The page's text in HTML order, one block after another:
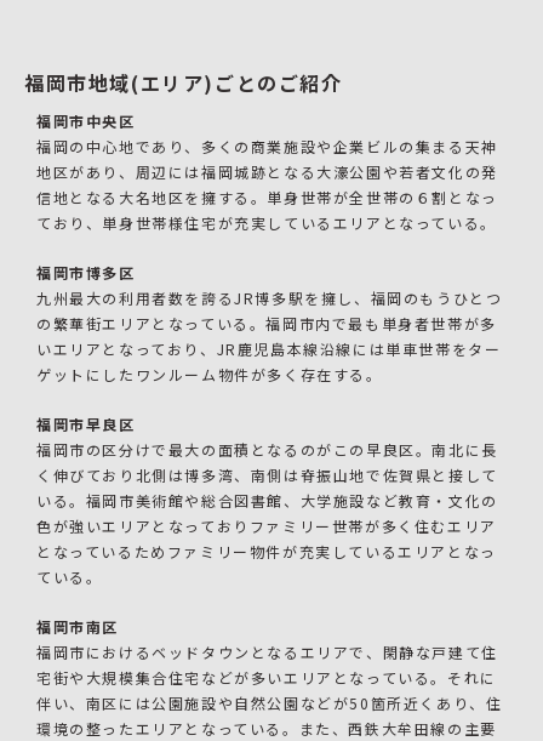
福岡市地域(エリア)ごとのご紹介
福岡市中央区
福岡の中心地であり、多くの商業施設や企業ビルの集まる天神
地区があり、周辺には福岡城跡となる大濠公園や若者文化の発
信地となる大名地区を擁する。単身世帯が全世帯の６割となっ
ており、単身世帯様住宅が充実しているエリアとなっている。
福岡市博多区
九州最大の利用者数を誇るJR博多駅を擁し、福岡のもうひとつ
の繁華街エリアとなっている。福岡市内で最も単身者世帯が多
いエリアとなっており、JR鹿児島本線沿線には単車世帯をター
ゲットにしたワンルーム物件が多く存在する。
福岡市早良区
福岡市の区分けで最大の面積となるのがこの早良区。南北に長
く伸びており北側は博多湾、南側は脊振山地で佐賀県と接して
いる。福岡市美術館や総合図書館、大学施設など教育・文化の
色が強いエリアとなっておりファミリー世帯が多く住むエリア
となっているためファミリー物件が充実しているエリアとなっ
ている。
福岡市南区
福岡市におけるベッドタウンとなるエリアで、閑静な戸建て住
宅街や大規模集合住宅などが多いエリアとなっている。それに
伴い、南区には公園施設や自然公園などが50箇所近くあり、住
環境の整ったエリアとなっている。また、西鉄大牟田線の主要